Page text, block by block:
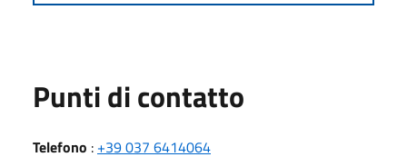
Punti di contatto
Telefono : +39 037 6414064